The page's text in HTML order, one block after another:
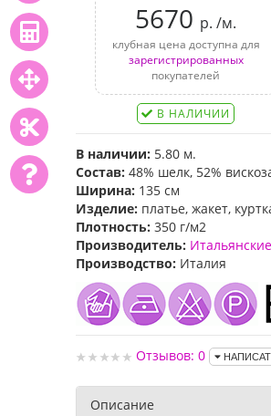
5670 р. /м.
клубная цена доступна для
зарегистрированных
покупателей
В НАЛИЧИИ
В наличии: 5.80 м.
Состав: 48% шелк, 52%
Ширина: 135 см
Изделие: платье, жакет,
Плотность: 350 г/м2
Производитель:
Производство: Италия
Отзывов: 0
Описание